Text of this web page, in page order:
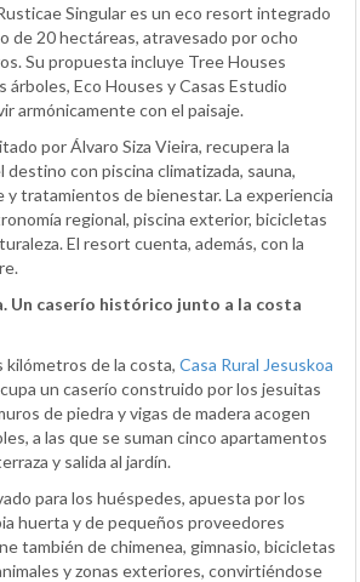
Singular es un eco resort integrado
de 20 hectáreas, atravesado por ocho
Su propuesta incluye Tree Houses
árboles, Eco Houses y Casas Estudio
armónicamente con el paisaje.
por Álvaro Siza Vieira, recupera la
con piscina climatizada, sauna,
y tratamientos de bienestar. La experiencia
regional, piscina exterior, bicicletas
El resort cuenta, además, con la
Un caserío histórico junto a la costa
kilómetros de la costa, Casa Rural Jesuskoa
un caserío construido por los jesuitas
de piedra y vigas de madera acogen
a las que se suman cinco apartamentos
y salida al jardín.
para los huéspedes, apuesta por los
huerta y de pequeños proveedores
también de chimenea, gimnasio, bicicletas
y zonas exteriores, convirtiéndose